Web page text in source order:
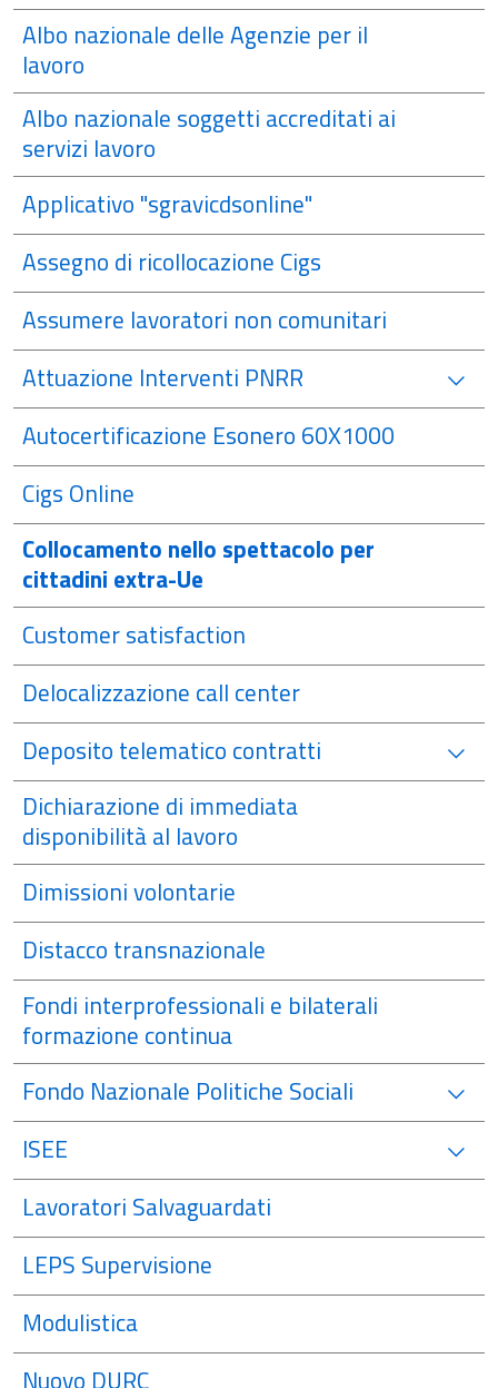
Albo nazionale delle Agenzie per il
lavoro
Albo nazionale soggetti accreditati ai
servizi lavoro
Applicativo "sgravicdsonline"
Assegno di ricollocazione Cigs
Assumere lavoratori non comunitari
Attuazione Interventi PNRR
Autocertificazione Esonero 60X1000
Cigs Online
Collocamento nello spettacolo per
cittadini extra-Ue
Customer satisfaction
Delocalizzazione call center
Deposito telematico contratti
Dichiarazione di immediata
disponibilità al lavoro
Dimissioni volontarie
Distacco transnazionale
Fondi interprofessionali e bilaterali
formazione continua
Fondo Nazionale Politiche Sociali
ISEE
Lavoratori Salvaguardati
LEPS Supervisione
Modulistica
Nuovo DURC